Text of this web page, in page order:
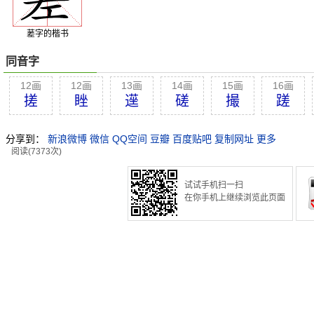
蒫字的楷书
同音字
12画
搓
12画
睉
13画
遳
14画
磋
15画
撮
16画
蹉
分享到： 新浪微博 微信 QQ空间 豆瓣 百度贴吧 复制网址 更多
阅读(7373次)
试试手机扫一扫
在你手机上继续浏览此页面